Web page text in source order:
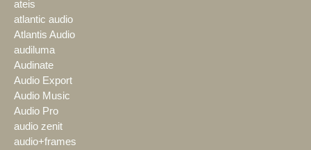
ateis
atlantic audio
Atlantis Audio
audiluma
Audinate
Audio Export
Audio Music
Audio Pro
audio zenit
audio+frames